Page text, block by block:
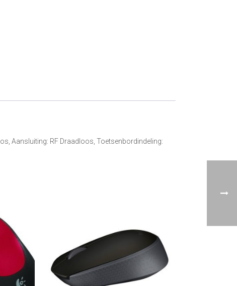
Aansluiting: RF Draadloos, Toetsenbordindeling: